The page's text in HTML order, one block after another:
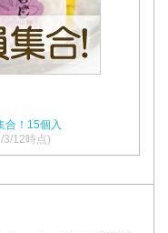
合！15個入
3/12時点)